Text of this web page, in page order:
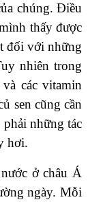
chúng. Điều
thấy được
đối với những
nhiên trong
các vitamin
sen cũng cần
những tác
hơi.
ở châu Á
ngày. Mỗi